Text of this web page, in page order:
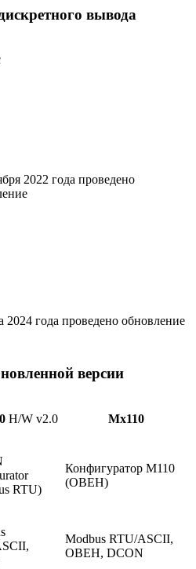
вывода
2022 года проведено
2024 года проведено обновление
версии
H/W v2.0 Мх110
RTU)
Конфигуратор М110
(ОВЕН)
Modbus RTU/ASCII,
ОВЕН, DCON